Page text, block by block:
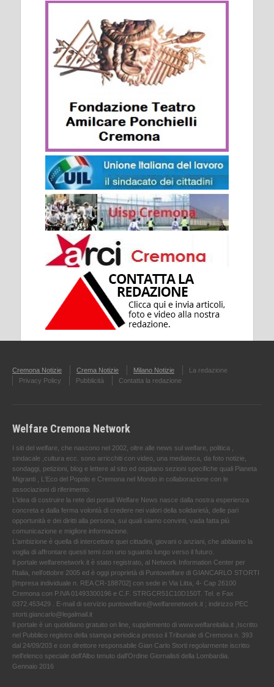
Cremona Notizie Crema Notizie Milano Notizie
La redazione
Privacy Policy
Pubblicità Contatta la redazione
Welfare Cremona Network
I siti del welfare, che nascono nel 2002, oltre alle news sul welfare, politica ,
sindacale ,cultura ecc. sono arricchiti con video, una mediateca, da foto notizie,
sondaggi, petizioni, blog e lettere al sito ed ospitano sezioni specifiche quali Pianeta
Migranti , L'Eco del Popolo e Cremona nel Mondo in collaborazione con le
associazioni di riferimento.
L'idea di costruire la rete dei portali Welfare News nasce dalla nostra esperienza
concreta e dalla ferma volontà di credere nei valori della solidarietà, delle pari
opportunità e dei diritti alla persona, sui quali siamo convinti, vada fatta più
comunicazione e migliore informazione.
L'ambizione è quella di intercettare quei cittadini, giovani o anziani, che abbiamo la
voglia di affrontare questi temi con uno sguardo lungo verso il futuro.
Il portale welfarenetwork.it è stato registrato, al Network Information Center per
l'Italia, nell’ottobre 2005 ed è oggi proprietà di Puntowelfare di GIANCARLO STORTI
[Impresa individuale n. REA CR-188702] con sede in Via Litta, 4- Cap 26100
Cremona con P.IVA 01493300196 e C.F. STRGCR51C10D150T. Tel. e Fax
0372.453429 . E-mail di servizio puntowelfare@welfarenetwork.it ; indirizzo PEC
storti.giancarlo@legalmail.it
Il portale è un quotidiano gratuito on line, supplemento di www.welfareitalia.it ,Iscritto
nel Pubblico registro della stampa periodica presso il Tribunale di Cremona n. 393
dal 24/09/203 e con direttore responsabile Gian Carlo Storti regolarmente iscritto
nell’elenco speciale dell’Albo tenuto dall’Ordine Giornalisti della Lombardia.
Gennaio 2016